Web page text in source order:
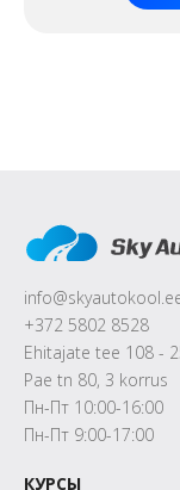
+372 5802 8528
Ehitajate tee 108 -
Pae tn 80, 3 korrus
Пн-Пт 10:00-16:00
Пн-Пт 9:00-17:00
КУРСЫ